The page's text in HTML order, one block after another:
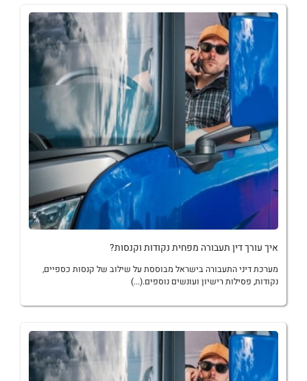
איך עורך דין תעבורה מפחית נקודות וקנסות?
מערכת דיני התעבורה בישראל מבוססת על שילוב של קנסות כספיים,
נקודות, פסילות רישיון ועונשים נוספים.(...)